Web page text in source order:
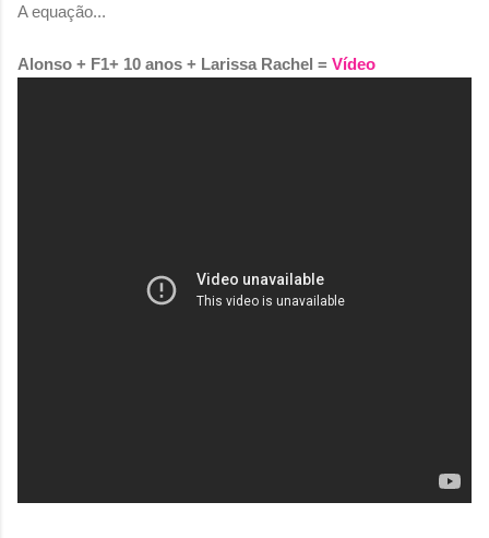
A equação...
Alonso + F1+ 10 anos + Larissa Rachel = Vídeo